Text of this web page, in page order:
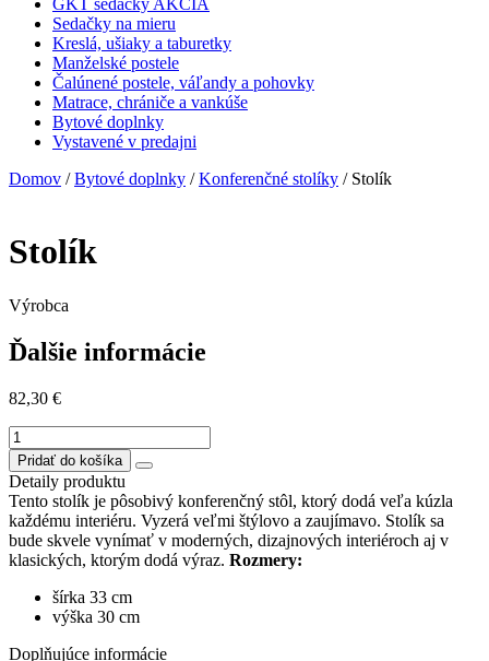
GKT sedačky AKCIA
Sedačky na mieru
Kreslá, ušiaky a taburetky
Manželské postele
Čalúnené postele, váľandy a pohovky
Matrace, chrániče a vankúše
Bytové doplnky
Vystavené v predajni
Domov /Bytové doplnky /Konferenčné stolíky / Stolík
Stolík
Výrobca
Ďalšie informácie
82,30 €
množstvo
Stolík
Pridať do košíka
Detaily produktu
Tento stolík je pôsobivý konferenčný stôl, ktorý dodá veľa kúzla
každému interiéru. Vyzerá veľmi štýlovo a zaujímavo. Stolík sa
bude skvele vynímať v moderných, dizajnových interiéroch aj v
klasických, ktorým dodá výraz. Rozmery:
šírka 33 cm
výška 30 cm
Doplňujúce informácie